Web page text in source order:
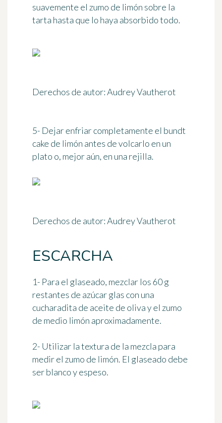
suavemente el zumo de limón sobre la
tarta hasta que lo haya absorbido todo.
Derechos de autor: Audrey Vautherot
5- Dejar enfriar completamente el bundt
cake de limón antes de volcarlo en un
plato o, mejor aún, en una rejilla.
Derechos de autor: Audrey Vautherot
ESCARCHA
1- Para el glaseado, mezclar los 60 g
restantes de azúcar glas con una
cucharadita de aceite de oliva y el zumo
de medio limón aproximadamente.
2- Utilizar la textura de la mezcla para
medir el zumo de limón. El glaseado debe
ser blanco y espeso.